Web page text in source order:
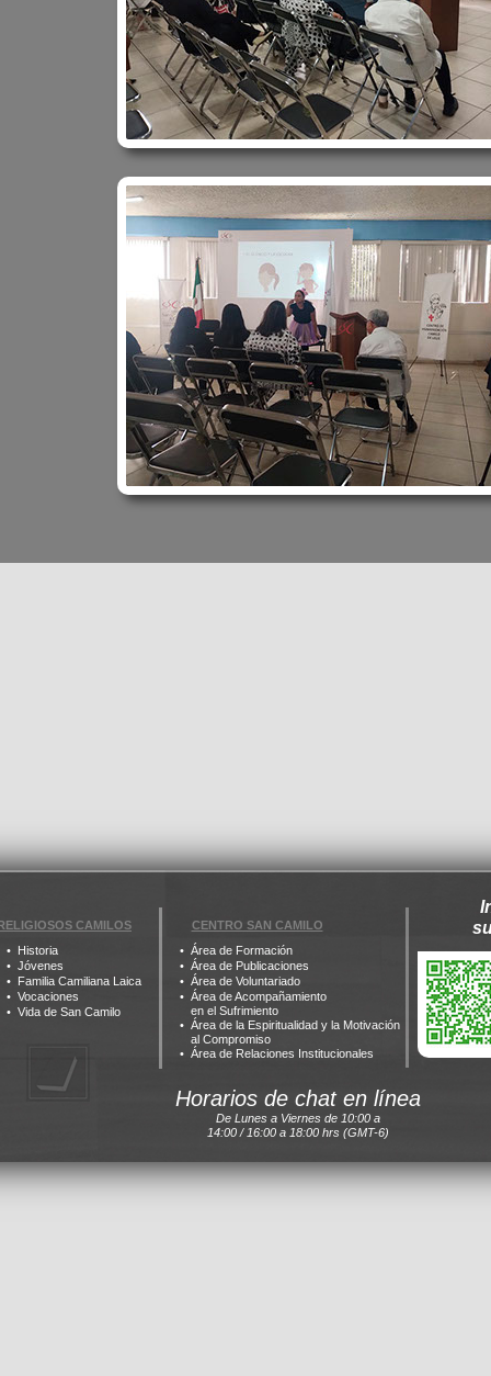
CAMILOS
Historia
Jóvenes
Familia Camiliana Laica
Vocaciones
Vida de San Camilo
CENTRO SAN CAMILO
Área de Formación
Área de Publicaciones
Área de Voluntariado
Área de Acompañamiento
en el Sufrimiento
Área de la Espiritualidad y la Motivación
al Compromiso
Área de Relaciones Institucionales
Horarios de chat en línea
De Lunes a Viernes de 10:00 a
14:00 / 16:00 a 18:00 hrs (GMT-6)